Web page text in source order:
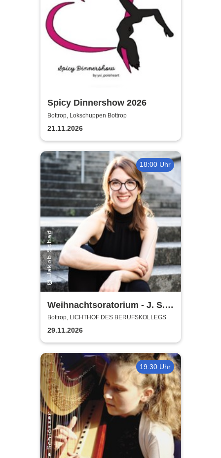
Spicy Dinnershow 2026
Bottrop, Lokschuppen Bottrop
21.11.2026
18:00 Uhr
Weihnachtsoratorium - J. S.
Bach | Projektchor, Folkwang
Kammerorchester
Bottrop, LICHTHOF DES BERUFSKOLLEGS
29.11.2026
19:30 Uhr